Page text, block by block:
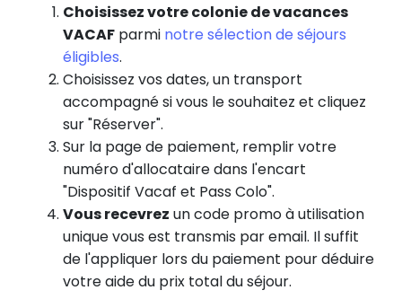
Choisissez votre colonie de vacances
VACAF parmi notre sélection de séjours
éligibles.
Choisissez vos dates, un transport
accompagné si vous le souhaitez et cliquez
sur "Réserver".
Sur la page de paiement, remplir votre
numéro d'allocataire dans l'encart
"Dispositif Vacaf et Pass Colo".
Vous recevrez un code promo à utilisation
unique vous est transmis par email. Il suffit
de l'appliquer lors du paiement pour déduire
votre aide du prix total du séjour.